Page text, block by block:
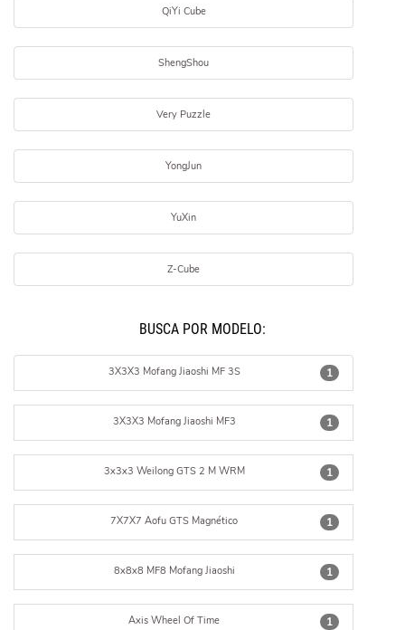
QiYi Cube
ShengShou
Very Puzzle
YongJun
YuXin
Z-Cube
BUSCÁ POR MODELO:
1
3X3X3 Mofang Jiaoshi MF 3S
1
3X3X3 Mofang Jiaoshi MF3
1
3x3x3 Weilong GTS 2 M WRM
1
7X7X7 Aofu GTS Magnético
1
8x8x8 MF8 Mofang Jiaoshi
1
Axis Wheel Of Time